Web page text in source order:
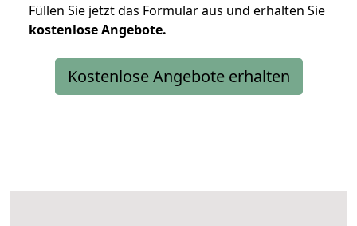
Füllen Sie jetzt das Formular aus und erhalten Sie
kostenloseAngebote.
Kostenlose Angebote erhalten